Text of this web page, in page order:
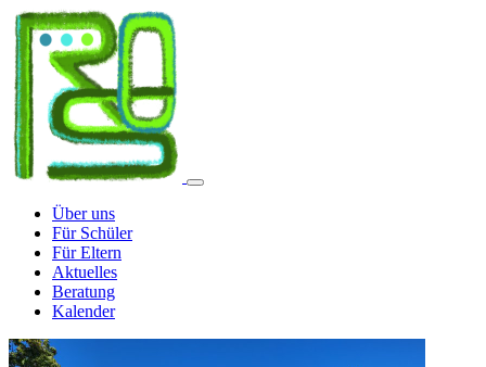
Über uns
Für Schüler
Für Eltern
Aktuelles
Beratung
Kalender